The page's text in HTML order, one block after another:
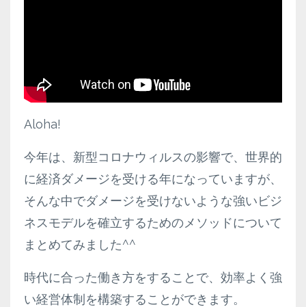
Aloha!
今年は、新型コロナウィルスの影響で、世界的
に経済ダメージを受ける年になっていますが、
そんな中でダメージを受けないような強いビジ
ネスモデルを確立するためのメソッドについて
まとめてみました^^
時代に合った働き方をすることで、効率よく強
い経営体制を構築することができます。